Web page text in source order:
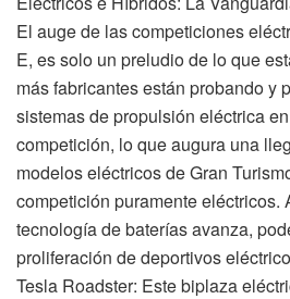
El auge de las competiciones
E, es solo un preludio de lo que
más fabricantes están probando y
sistemas de propulsión eléctrica
competición, lo que augura una
modelos eléctricos de Gran
competición puramente eléctricos.
tecnología de baterías avanza,
proliferación de deportivos
Tesla Roadster: Este biplaza